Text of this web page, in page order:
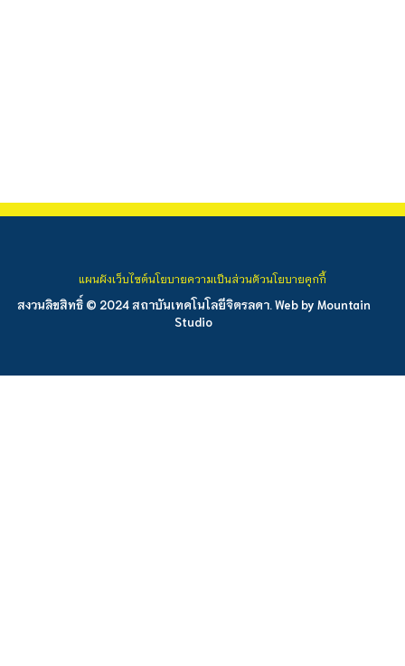
สงวนลิขสิทธิ์ © 2024 สถาบันเทคโนโลยีจิตรลดา. Web by Mountain
Studio
แผนผังเว็บไซต์นโยบายความเป็นส่วนตัวนโยบายคุกกี้